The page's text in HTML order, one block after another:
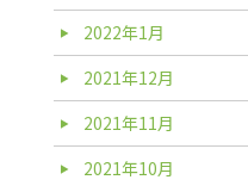
2022年1月
2021年12月
2021年11月
2021年10月